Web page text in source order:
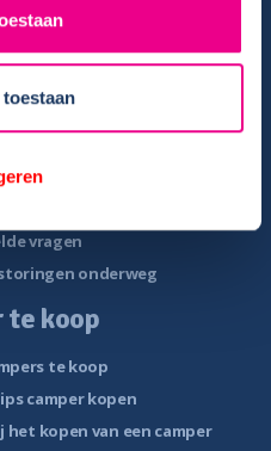
verhuur
verhuur
huurders
vragen
onderweg
te koop
te koop
camper kopen
het kopen van een camper